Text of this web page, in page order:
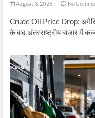
August 3, 2026 No
Crude Oil Price Drop:
के बाद अंतरराष्ट्रीय बाजार में